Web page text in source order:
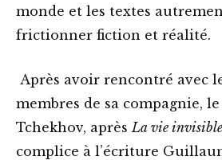
monde et les textes
frictionner fiction et réalité.
Après avoir rencontré avec
membres de sa compagnie, le
Tchekhov, après La vie invisible
complice à l’écriture